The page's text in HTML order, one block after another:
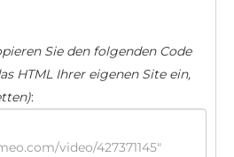
Sie den folgenden Code
HTML Ihrer eigenen Site ein,
: